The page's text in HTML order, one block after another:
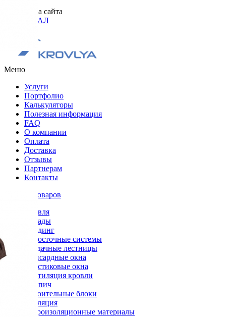
Разработка сайта
ОРИГИНАЛ
Меню
Услуги
Портфолио
Калькуляторы
Полезная информация
FAQ
О компании
Оплата
Доставка
Отзывы
Партнерам
Контакты
Каталог товаров
Кровля
Фасады
Сайдинг
Водосточные системы
Чердачные лестницы
Мансардные окна
Пластиковые окна
Вентиляция кровли
Кирпич
Строительные блоки
Изоляция
Гидроизоляционные материалы